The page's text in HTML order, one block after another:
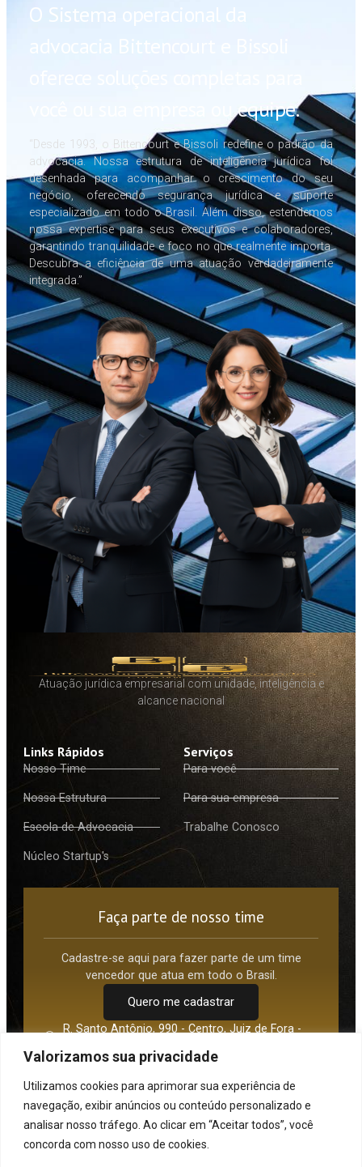
Valorizamos sua privacidade
Utilizamos cookies para aprimorar sua experiência de
navegação, exibir anúncios ou conteúdo personalizado e
analisar nosso tráfego. Ao clicar em “Aceitar todos”, você
concorda com nosso uso de cookies.
O Sistema operacional da
advocacia Bittencourt e Bissoli
você ou sua empresa ou equipe.
“Desde 1993, o Bittencourt e Bissoli redefine o padrão da
advocacia. Nossa estrutura de inteligência jurídica foi
desenhada para acompanhar o crescimento do seu
negócio, oferecendo segurança jurídica e suporte
especializado em todo o Brasil. Além disso, estendemos
nossa expertise para seus executivos e colaboradores,
garantindo tranquilidade e foco no que realmente importa.
Descubra a eficiência de uma atuação verdadeiramente
integrada.”
Atuação jurídica empresarial com unidade, inteligência e
alcance nacional
Links Rápidos
Nosso Time
Nossa Estrutura
Escola de Advocacia
Núcleo Startup's
Serviços
Para você
Para sua empresa
Trabalhe Conosco
Faça parte de nosso time
Cadastre-se aqui para fazer parte de um time
vencedor que atua em todo o Brasil.
Quero me cadastrar
R. Santo Antônio, 990 - Centro, Juiz de Fora -
Av. Paulista, 1842 Torre Norte - São Paulo - SP,
01310-945
(32) 3217-0785
administrativo@bittencourtebissoli.com.br